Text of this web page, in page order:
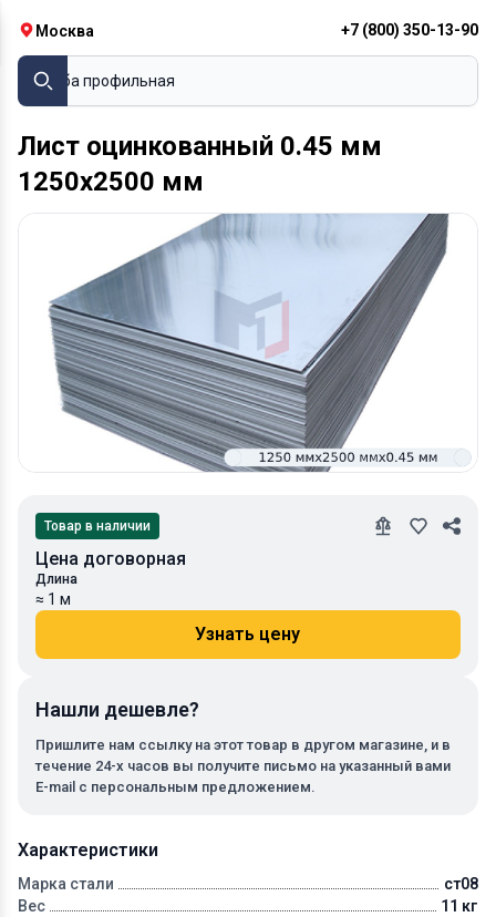
Москва +7 (800) 350-13-90
Труба профильная
Лист оцинкованный 0.45 мм
1250х2500 мм
Характеристики
Марка стали
ст08
Вес
11 кг
Товар в наличии
Цена договорная
Длина
≈ 1 м
Узнать цену
Нашли дешевле?
Пришлите нам ссылку на этот товар в другом магазине, и в
течение 24-х часов вы получите письмо на указанный вами
E-mail с персональным предложением.